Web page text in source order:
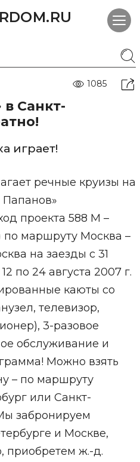
1085
Санкт-
играет!
речные круизы на
Папанов»
проекта 588 М –
маршруту Москва –
на заезды с 31
по 24 августа 2007 г.
каюты со
телевизор,
3-разовое
обслуживание и
Можно взять
– по маршруту
или Санкт-
забронируем
и Москве,
приобретем ж.-д.